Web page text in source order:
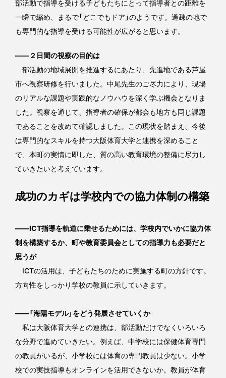
部活動で指導を受ける子どもたちにとって指導者との距離を
一瞬で縮め、まるで「どこでもドア」のようです。過疎の地で
も専門的な指導を受ける可能性が広がると思います。
――２日間の視察の目的は
部活動の地域展開を推進するにあたり、先進地である芦屋
市へ視察研修を行いました。中尾先生のご尽力により、現場
のリアルな課題や実践的なノウハウを深く学ぶ機会となりま
した。視察を通じて、指導者の確保が都会も地方も同じ課題
であることを改めて確認しました。この現状を踏まえ、今後
は専門的なスキルを持つ大阪体育大学と連携を深めること
で、本町の実情に即した、質の高い教育環境の整備に尽力し
ていきたいと考えています。
成功のカギは学校内での協力体制の構築
――ICT指導を軌道に乗せるためには、学校内でいかに協力体
制を構築するか、町や教育委員会としての指導力も必要だと
思うが
ICTの活用は、子どもたちのために実施する町の方針です。
方向性をしっかり学校の教員に示していきます。
――「海陽モデル」をどう発展させていくか
私は大阪体育大学との連携は、部活動だけでなくいろいろ
な分野で進めていきたい。例えば、中学校には保健体育専門
の教員がいるが、小学校には体育の専門教員は少ない。小学
校での実技指導もオンラインを活用できないか。教員が体育